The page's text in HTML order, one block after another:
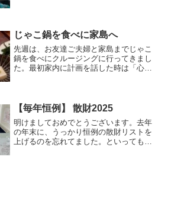
ばなんとかなりますが（）...
じゃこ鍋を食べに家島へ
先週は、お友達ご夫婦と家島までじゃこ
鍋を食べにクルージングに行ってきまし
た。最初家内に計画を話した時は「心踊
るダシじゃこ（関東では、...
【毎年恒例】 散財2025
明けましておめでとうございます。去年
の年末に、うっかり恒例の散財リストを
上げるのを忘れてました。といっても、